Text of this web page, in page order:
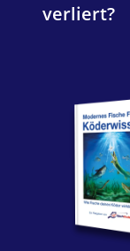
verliert?